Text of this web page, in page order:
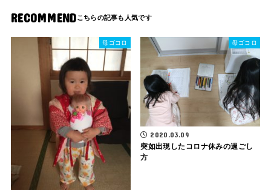
RECOMMEND
母ゴコロ 母ゴコロ
2020.03.09
突如出現したコロナ休みの過ごし
方